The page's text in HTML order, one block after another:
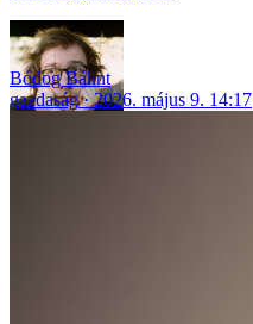
Bódog Bálint
gazdaság
2026. május 9. 14:17